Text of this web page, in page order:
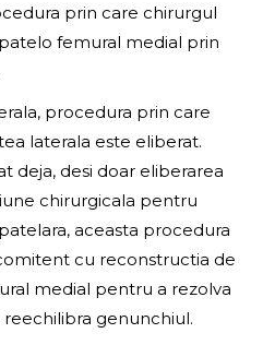
prin care chirurgul
femural medial prin
procedura prin care
laterala este eliberat.
deja, desi doar eliberarea
chirurgicala pentru
aceasta procedura
cu reconstructia de
medial pentru a rezolva
genunchiul.